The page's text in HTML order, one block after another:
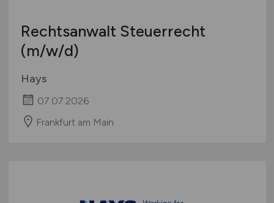
Rechtsanwalt Steuerrecht
(m/w/d)
Hays
07.07.2026
Frankfurt am Main